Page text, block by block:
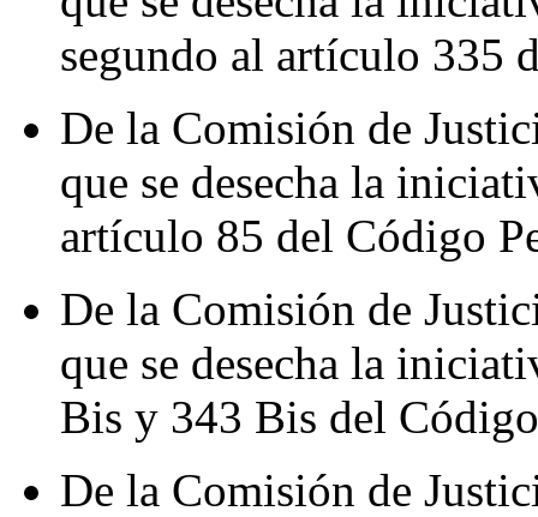
segundo al artículo 335
De la Comisión de
que se desecha la
artículo 85 del Código
De la Comisión de
que se desecha la
Bis y 343 Bis del
De la Comisión de